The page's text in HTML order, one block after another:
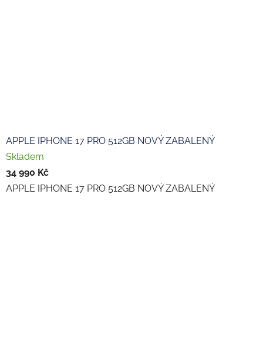
APPLE IPHONE 17 PRO 512GB NOVÝ ZABALENÝ
Skladem
34 990 Kč
APPLE IPHONE 17 PRO 512GB NOVÝ ZABALENÝ